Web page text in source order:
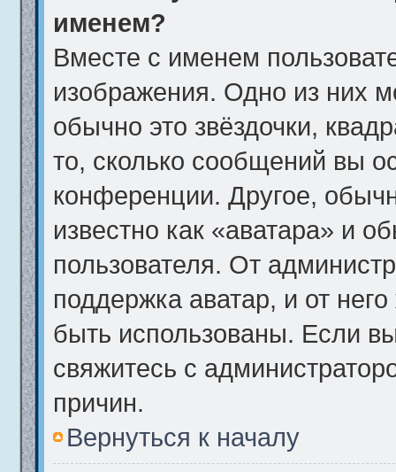
именем?
Вместе с именем
изображения. Одно из них
обычно это звёздочки,
то, сколько сообщений вы
конференции. Другое,
известно как «аватара» и
пользователя. От
поддержка аватар, и от
быть использованы. Если
свяжитесь с
причин.
Вернуться к началу